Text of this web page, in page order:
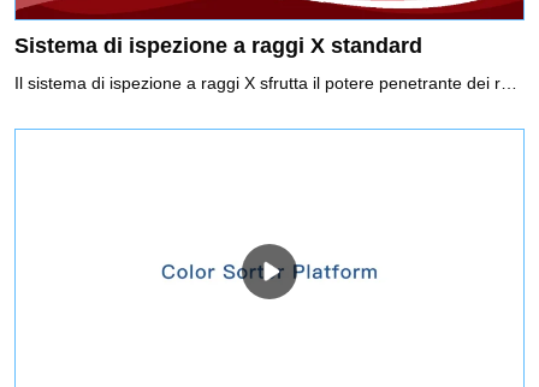
Sistema di ispezione a raggi X standard